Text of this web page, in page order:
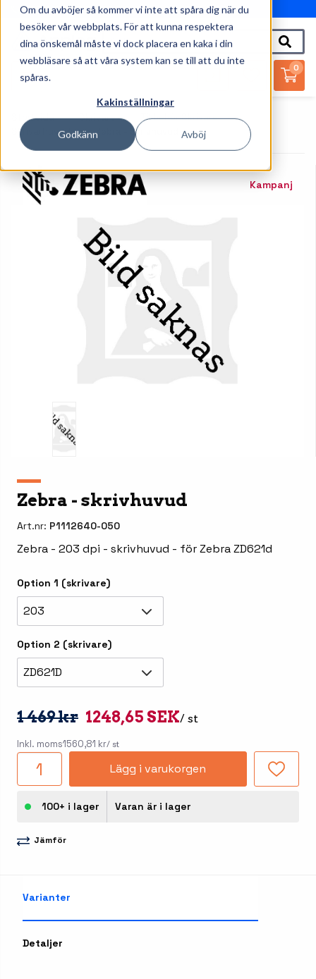
Om du avböjer så kommer vi inte att spåra dig när du
besöker vår webbplats. För att kunna respektera
dina önskemål måste vi dock placera en kaka i din
webbläsare så att våra system kan se till att du inte
spåras.
Kakinställningar
Godkänn Avböj
010-162 61 95
0
Startsida Skrivare
Tillbehör Skrivare
Skrivarhuvud
Zebra - Skrivhuvud
Kampanj
Zebra - skrivhuvud
Art.nr: P1112640-050
Zebra - 203 dpi - skrivhuvud - för Zebra ZD621d
Option 1 (skrivare)
203
Option 2 (skrivare)
ZD621D
1 469 kr 1248,65 SEK/ st
Inkl. moms1560,81 kr/ st
Lägg i varukorgen
100+ i lager Varan är i lager
Jämför
Varianter
Detaljer